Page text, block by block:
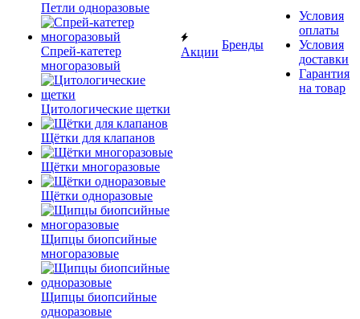
Петли одноразовые
Спрей-катетер
многоразовый
Цитологические щетки
Щётки для клапанов
Щётки многоразовые
Щётки одноразовые
Щипцы биопсийные
многоразовые
Щипцы биопсийные
одноразовые
Акции
Бренды
Условия
оплаты
Условия
доставки
Гарантия
на товар